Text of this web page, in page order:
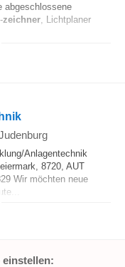
abgeschlossene
zeichner, Lichtplaner
Anlagentechnik
8720, AUT
Wir möchten neue
einstellen: